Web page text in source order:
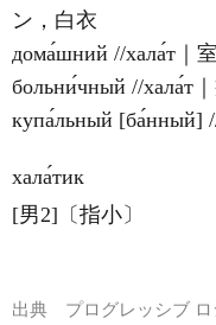
ン，白衣
дома́шний //хала́т｜
больни́чный //хала́т
купа́льный [ба́нный]
хала́тик
[男2]〔指小〕
出典 プログレッシブ ロ